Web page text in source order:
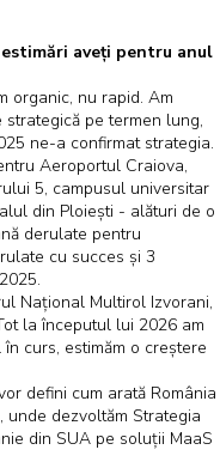
aveți pentru anul
organic, nu rapid. Am
pe termen lung,
ne-a confirmat strategia.
Aeroportul Craiova,
5, campusul universitar
din Ploiești - alături de o
derulate pentru
cu succes și 3
Național Multirol Izvorani,
la începutul lui 2026 am
curs, estimăm o creștere
defini cum arată România
dezvoltăm Strategia
din SUA pe soluții MaaS